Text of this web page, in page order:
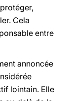
Cela
entre
annoncée
lointain. Elle